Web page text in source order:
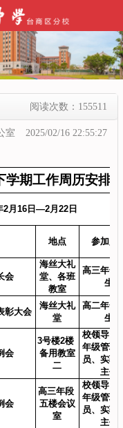
阅读次数：155511
2025/02/16 22:55:27
室
学期工作周历安排
2月16日—2月22日
地点 参加人
会
海丝大礼
堂、各班
教室
高三年全
生
彰大会
海丝大礼
堂
高二年全
生
会
3号楼2楼
备用教室
二
校领导、
年级管理
员、实验
主任
会
高三年段
五楼会议
室
校领导、
年级管理
员、实验
主任